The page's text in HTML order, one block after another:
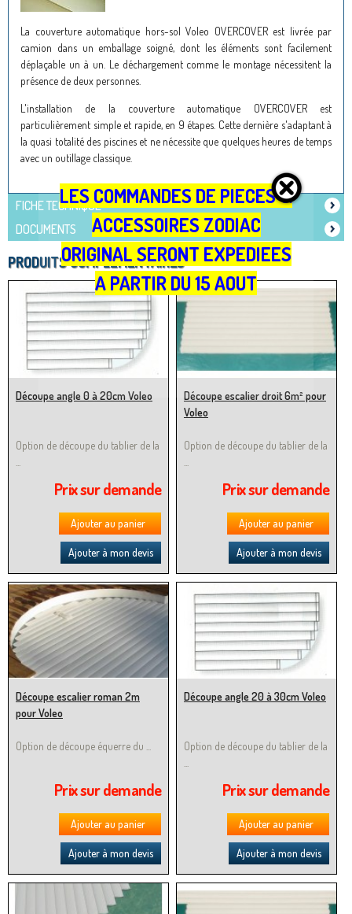
La couverture automatique hors-sol Voleo OVERCOVER est livrée par
camion dans un emballage soigné, dont les éléments sont facilement
déplaçable un à un. Le déchargement comme le montage nécessitent la
présence de deux personnes.
L'installation de la couverture automatique OVERCOVER est
particulièrement simple et rapide, en 9 étapes. Cette dernière s'adaptant à
la quasi totalité des piscines et ne nécessite que quelques heures de temps
avec un outillage classique.
FICHE TECHNIQUE
DOCUMENTS
PRODUITS COMPLÉMENTAIRES
Découpe angle 0 à 20cm Voleo
Option de découpe du tablier de la
Prix sur demande
Ajouter au panier
Ajouter à mon devis
Découpe escalier droit 6m² pour
Voleo
Option de découpe du tablier de la
Prix sur demande
Ajouter au panier
Ajouter à mon devis
Découpe escalier roman 2m
pour Voleo
Option de découpe équerre du ...
Prix sur demande
Ajouter au panier
Ajouter à mon devis
Découpe angle 20 à 30cm Voleo
Option de découpe du tablier de la
...
Prix sur demande
Ajouter au panier
Ajouter à mon devis
LES COMMANDES DE PIECES &
ACCESSOIRES ZODIAC
ORIGINAL SERONT EXPEDIEES
A PARTIR DU 15 AOUT